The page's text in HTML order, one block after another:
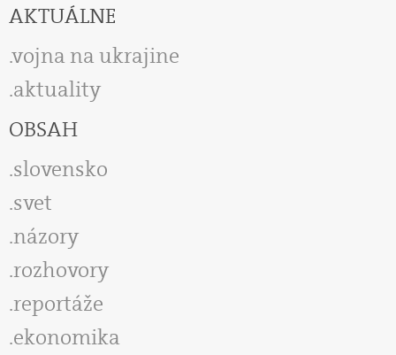
AKTUÁLNE
vojna na ukrajine
aktuality
OBSAH
slovensko
svet
názory
rozhovory
reportáže
ekonomika